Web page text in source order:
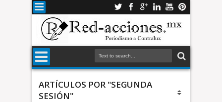
ARTÍCULOS POR "SEGUNDA
SESIÓN"